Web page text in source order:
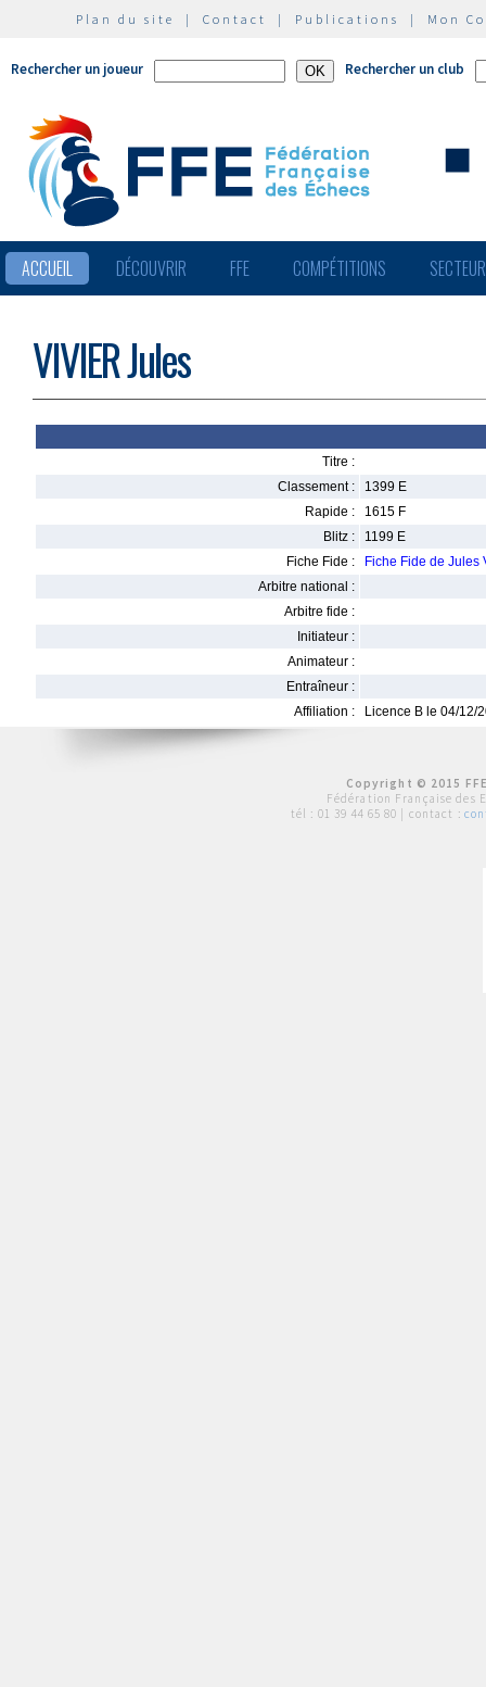
Plan du site | Contact | Publications | Mon
Rechercher un joueur Rechercher un club
ACCUEIL DÉCOUVRIR FFE COMPÉTITIONS
VIVIER Jules
Titre :
Classement :
1399 E
Rapide :
1615 F
Blitz :
1199 E
Fiche Fide :
Fiche Fide de Jules
Arbitre national :
Arbitre fide :
Initiateur :
Animateur :
Entraîneur :
Affiliation :
Licence B le 04/12/
Copyright © 2015
Fédération Française des
tél : 01 39 44 65 80 | contact :